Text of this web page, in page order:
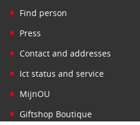
• Find person
• Press
• Contact and addresses
• Ict status and service
• MijnOU
• Giftshop Boutique